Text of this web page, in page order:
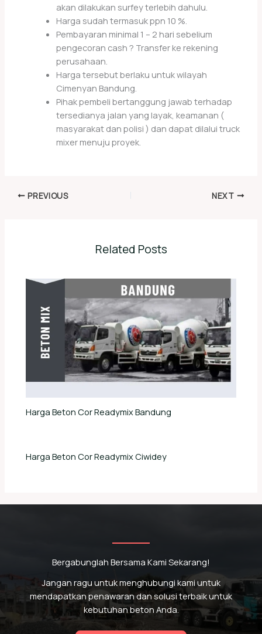
akan dilakukan surfey terlebih dahulu.
Harga sudah termasuk ppn 10 %.
Pembayaran minimal 1 – 2 hari sebelium
pengecoran cash ? Transfer ke rekening
perusahaan.
Harga tersebut berlaku untuk wilayah
Cimenyan Bandung.
Pihak pembeli bertanggung jawab terhadap
tersedianya jalan yang layak, keamanan (
masyarakat dan polisi ) dan dapat dilalui truck
mixer menuju proyek.
PREVIOUS NEXT
Related Posts
Harga Beton Cor Readymix Bandung
Harga Beton Cor Readymix Ciwidey
Bergabunglah Bersama Kami Sekarang!
Jangan ragu untuk menghubungi kami untuk
mendapatkan penawaran dan solusi terbaik untuk
kebutuhan beton Anda.